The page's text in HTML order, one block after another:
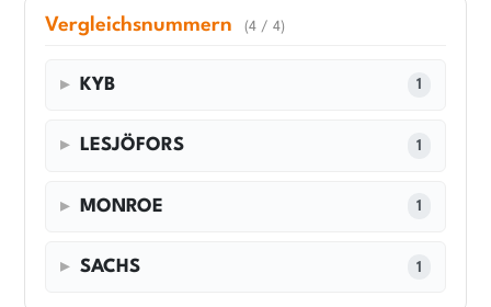
Vergleichsnummern (4 / 4)
KYB 1
LESJÖFORS 1
MONROE 1
SACHS 1